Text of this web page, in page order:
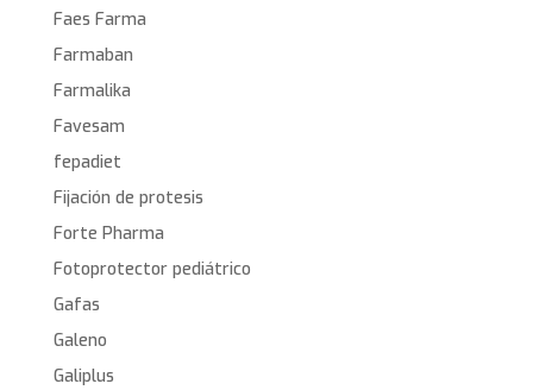
Faes Farma
Farmaban
Farmalika
Favesam
fepadiet
Fijación de protesis
Forte Pharma
Fotoprotector pediátrico
Gafas
Galeno
Galiplus